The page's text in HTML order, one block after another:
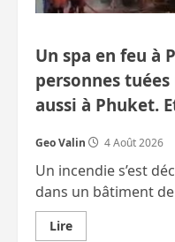
Un spa en feu à
personnes
aussi à Phuket.
Geo Valin 4 Août 2026
Un incendie s’est
dans un bâtiment
LireEn
savoir